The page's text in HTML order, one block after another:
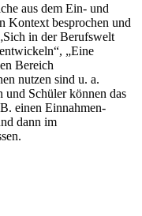
aus dem Ein- und
Kontext besprochen und
in der Berufswelt
„Eine
Bereich
nutzen sind u. a.
und Schüler können das
einen Einnahmen-
dann im